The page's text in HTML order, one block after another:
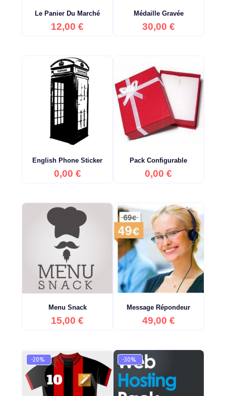
Le Panier Du Marché
Prix
12,00 €
Médaille Gravée
Prix
30,00 €
English Phone Sticker
Prix
0,00 €
Pack Configurable
Prix
0,00 €
Menu Snack
Prix
15,00 €
Message Répondeur
Prix
49,00 €
-20% -30%